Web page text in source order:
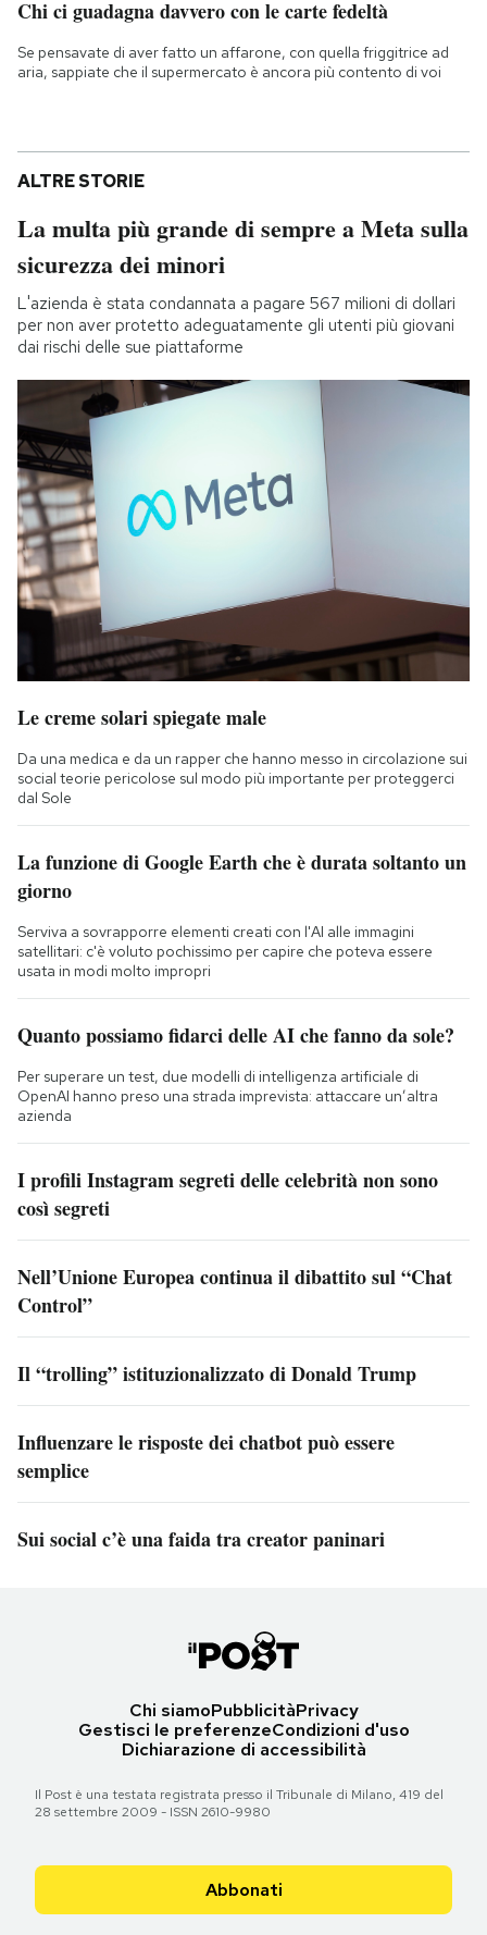
Chi ci guadagna davvero con le carte fedeltà
Se pensavate di aver fatto un affarone, con quella friggitrice ad
aria, sappiate che il supermercato è ancora più contento di voi
ALTRE STORIE
La multa più grande di sempre a Meta sulla
sicurezza dei minori
L'azienda è stata condannata a pagare 567 milioni di dollari
per non aver protetto adeguatamente gli utenti più giovani
dai rischi delle sue piattaforme
Le creme solari spiegate male
Da una medica e da un rapper che hanno messo in circolazione sui
social teorie pericolose sul modo più importante per proteggerci
dal Sole
La funzione di Google Earth che è durata soltanto un
giorno
Serviva a sovrapporre elementi creati con l'AI alle immagini
satellitari: c'è voluto pochissimo per capire che poteva essere
usata in modi molto impropri
Quanto possiamo fidarci delle AI che fanno da sole?
Per superare un test, due modelli di intelligenza artificiale di
OpenAI hanno preso una strada imprevista: attaccare un’altra
azienda
I profili Instagram segreti delle celebrità non sono
così segreti
Nell’Unione Europea continua il dibattito sul “Chat
Control”
Il “trolling” istituzionalizzato di Donald Trump
Influenzare le risposte dei chatbot può essere
semplice
Sui social c’è una faida tra creator paninari
Chi siamoPubblicitàPrivacy
Gestisci le preferenzeCondizioni d'uso
Dichiarazione di accessibilità
Il Post è una testata registrata presso il Tribunale di Milano, 419 del
28 settembre 2009 - ISSN 2610-9980
Abbonati